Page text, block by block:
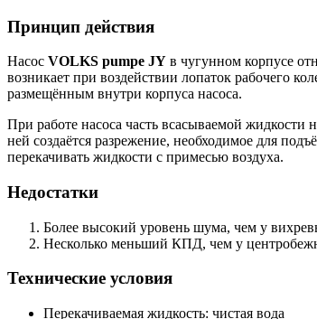
Принцип действия
Насос VOLKS pumpe JY в чугунном корпусе
возникает при воздействии лопаток рабочего
размещённым внутри корпуса насоса.
При работе насоса часть всасываемой жидкости
ней создаётся разрежение, необходимое для
перекачивать жидкости с примесью воздуха.
Недостатки
Более высокий уровень шума, чем у
Несколько меньший КПД, чем у
Технические условия
Перекачиваемая жидкость: чистая вода